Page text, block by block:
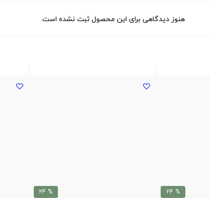
هنوز دیدگاهی برای این محصول ثبت نشده است.
% 24
% 24